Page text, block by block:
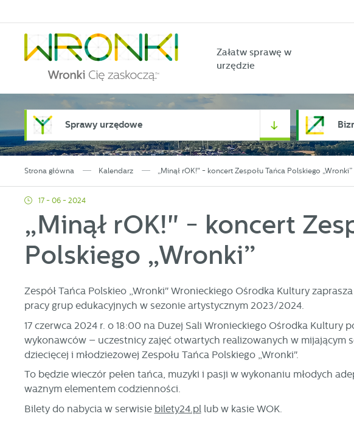
Załatw sprawę w
urzędzie
Sprawy urzędowe
Strona główna Kalendarz „Minął rOK!" - koncert Zespołu Tańca Polskiego „Wronki”
17 - 06 - 2024
„Minął rOK!" - koncert
Polskiego „Wronki”
Zespół Tańca Polskieo „Wronki" Wronieckiego Ośrodka Kultury
pracy grup edukacyjnych w sezonie artystycznym 2023/2024.
17 czerwca 2024 r. o 18:00 na Dużej Sali Wronieckiego Ośrodka Kultury
wykonawców – uczestnicy zajęć otwartych realizowanych w mijającym
dziecięcej i młodzieżowej Zespołu Tańca Polskiego „Wronki".
To będzie wieczór pełen tańca, muzyki i pasji w wykonaniu młodych
ważnym elementem codzienności.
Bilety do nabycia w serwisie bilety24.pl lub w kasie WOK.